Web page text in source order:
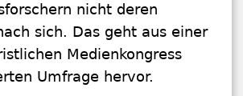
nicht deren
sich. Das geht aus einer
Medienkongress
Umfrage hervor.